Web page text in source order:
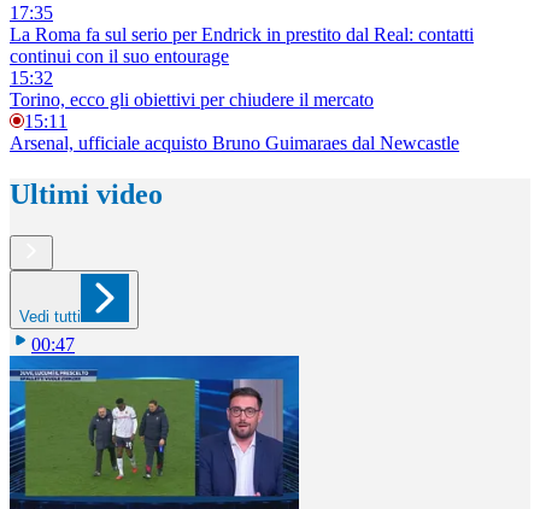
17:35
La Roma fa sul serio per Endrick in prestito dal Real: contatti
continui con il suo entourage
15:32
Torino, ecco gli obiettivi per chiudere il mercato
15:11
Arsenal, ufficiale acquisto Bruno Guimaraes dal Newcastle
Ultimi video
Vedi tutti
00:47